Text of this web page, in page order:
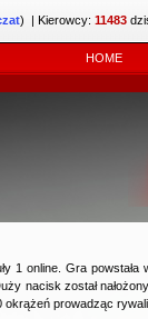
| Kierowcy: 11483
)
HOME
1 online. Gra
nacisk został
prowadząc